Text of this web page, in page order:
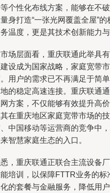
个性化布线方案，能够在不
身打造“一张光网覆盖全屋”
温度，更是其技术创新能力
场层面看，重庆联通此举具
设成为国家战略，家庭宽带
用户的需求已不再满足于简
的稳定高速连接。重庆联通
方案，不仅能够有效提升高
在重庆地区家庭宽带市场的
中国移动等运营商的竞争中
智慧家庭生态的入口。
，重庆联通正联合主流设备
培训，以保障FTTR业务的
的套餐与金融服务，降低用